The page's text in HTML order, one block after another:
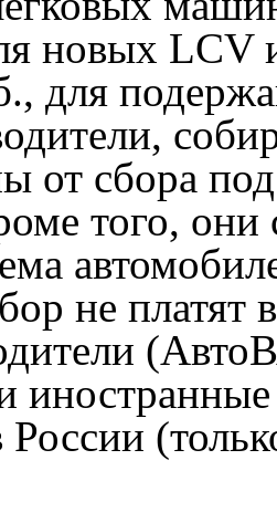
новых LCV
для
от сбора
того, они
не